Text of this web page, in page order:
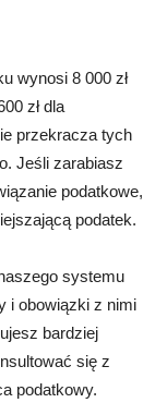
wynosi 8 000 zł
zł dla
przekracza tych
Jeśli zarabiasz
podatkowe,
podatek.
systemu
i obowiązki z nimi
bardziej
się z
podatkowy.